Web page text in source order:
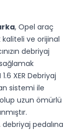
, Opel araç
ve orijinal
debriyaj
XER Debriyaj
sistemi ile
uzun ömürlü
debriyaj pedalına